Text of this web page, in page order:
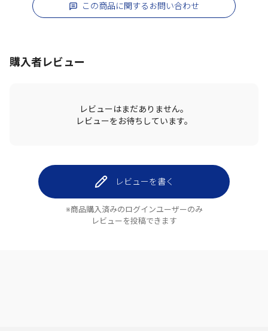
この商品に関するお問い合わせ
購入者レビュー
レビューはまだありません。
レビューをお待ちしています。
レビューを書く
※商品購入済みのログインユーザーのみ
レビューを投稿できます